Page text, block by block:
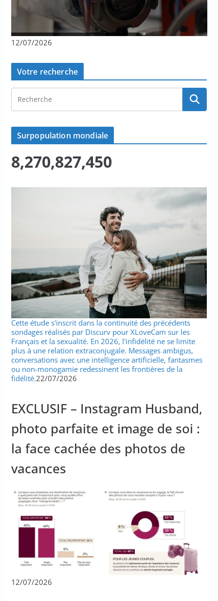
12/07/2026
Votre recherche
Surpopulation mondiale
8,270,827,450
Cette étude s'inscrit dans la continuité des précédents
sondages réalisés par Discurv pour XLoveCam sur les
Français et la sexualité. En 2026, l'infidélité ne se limite
plus à une relation extraconjugale. Messages ambigus,
conversations avec une intelligence artificielle, fantasmes
ou non-monogamie redessinent les frontières de la
fidélité.22/07/2026
EXCLUSIF – Instagram Husband,
photo parfaite et image de soi :
la face cachée des photos de
vacances
12/07/2026